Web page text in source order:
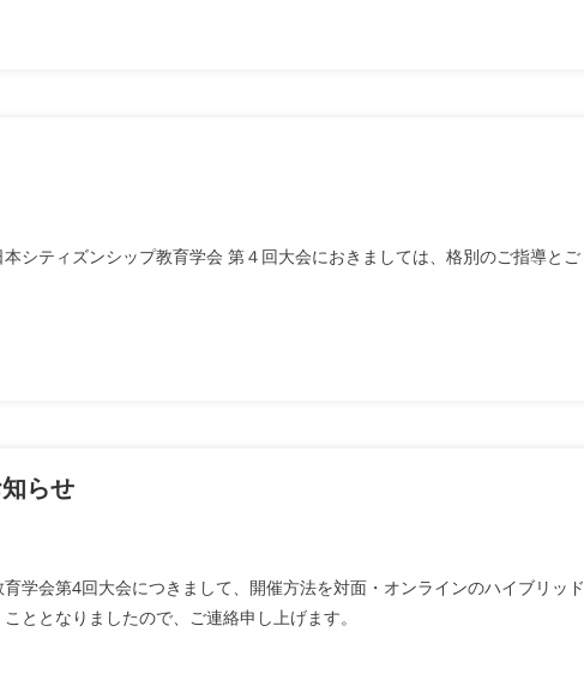
シティズンシップ教育学会 第４回大会におきましては、格別のご指導とご
らせ
学会第4回大会につきまして、開催方法を対面・オンラインのハイブリッド
ととなりましたので、ご連絡申し上げます。